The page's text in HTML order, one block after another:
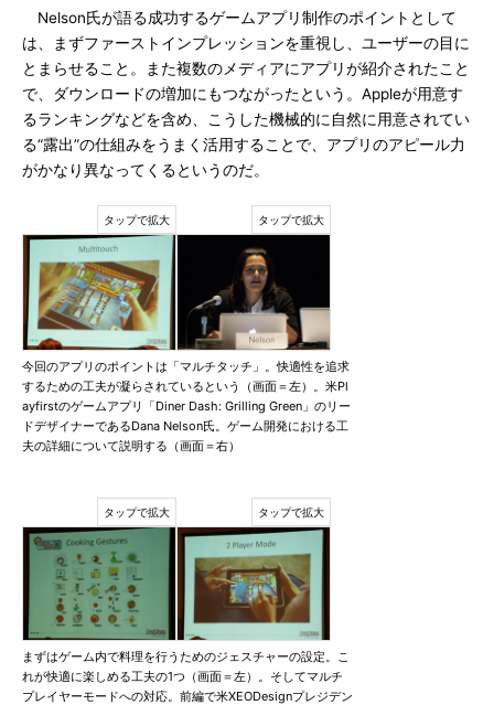
Nelson氏が語る成功するゲームアプリ制作のポイントとして
は、まずファーストインプレッションを重視し、ユーザーの目に
とまらせること。また複数のメディアにアプリが紹介されたこと
で、ダウンロードの増加にもつながったという。Appleが用意す
るランキングなどを含め、こうした機械的に自然に用意されてい
る“露出”の仕組みをうまく活用することで、アプリのアピール力
がかなり異なってくるというのだ。
今回のアプリのポイントは「マルチタッチ」。快適性を追求
するための工夫が凝らされているという（画面＝左）。米Pl
ayfirstのゲームアプリ「Diner Dash: Grilling Green」のリー
ドデザイナーであるDana Nelson氏。ゲーム開発における工
夫の詳細について説明する（画面＝右）
まずはゲーム内で料理を行うためのジェスチャーの設定。こ
れが快適に楽しめる工夫の1つ（画面＝左）。そしてマルチ
プレイヤーモードへの対応。前編で米XEODesignプレジデン